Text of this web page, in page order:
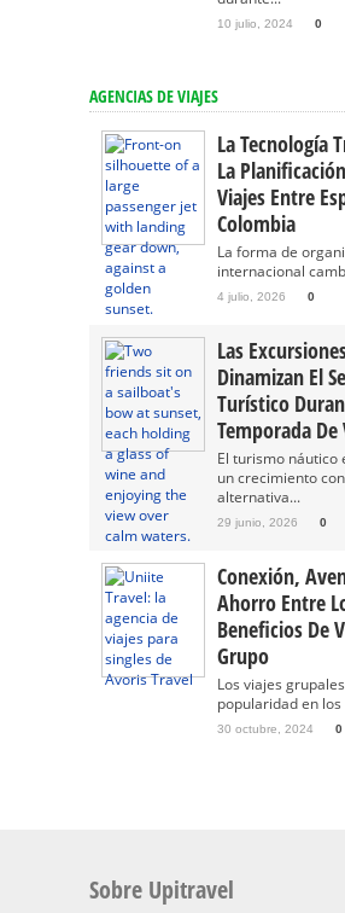
10 julio, 2024 0
AGENCIAS DE VIAJES
La Tecnología
La
Viajes Entre
Colombia
La forma de
internacional
4 julio, 2026 0
Las
Dinamizan El
Turístico
Temporada De
El turismo náutico
un crecimiento
alternativa...
29 junio, 2026 0
Conexión,
Ahorro Entre
Beneficios De
Grupo
Los viajes
popularidad en
30 octubre, 2024 0
Sobre Upitravel